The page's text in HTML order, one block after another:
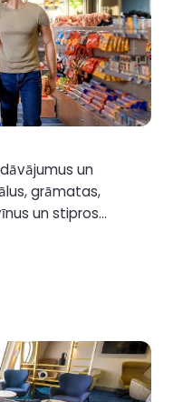
un
grāmatas,
un stipros
džinu un
delikatešu veikalā
uzkodas un